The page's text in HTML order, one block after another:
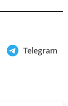
Telegram